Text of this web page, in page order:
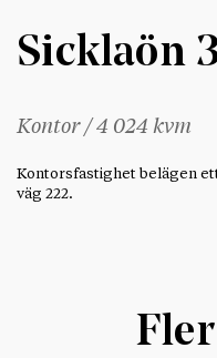
Sicklaön
Kontor / 4 024 kvm
Kontorsfastighet belägen
väg 222.